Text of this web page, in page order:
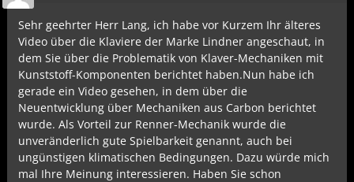
Sehr geehrter Herr Lang, ich habe vor Kurzem Ihr älteres
Video über die Klaviere der Marke Lindner angeschaut, in
dem Sie über die Problematik von Klaver-Mechaniken mit
Kunststoff-Komponenten berichtet haben.Nun habe ich
gerade ein Video gesehen, in dem über die
Neuentwicklung über Mechaniken aus Carbon berichtet
wurde. Als Vorteil zur Renner-Mechanik wurde die
unveränderlich gute Spielbarkeit genannt, auch bei
ungünstigen klimatischen Bedingungen. Dazu würde mich
mal Ihre Meinung interessieren. Haben Sie schon